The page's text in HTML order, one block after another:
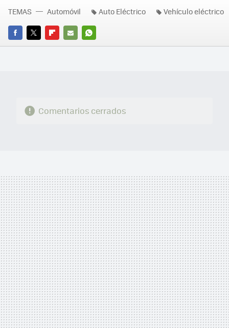
FACEBOOK
TWITTERFLIPBOARD
E-
WHATSAPP
TEMAS Automóvil Auto Eléctrico Vehículo eléctrico
Comentarios cerrados